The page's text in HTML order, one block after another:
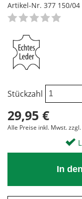
Artikel-Nr. 377 150/04
Stückzahl
29,95 €
Alle Preise inkl. Mwst. zzgl.
In